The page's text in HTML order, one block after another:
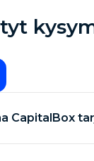
CapitalBox